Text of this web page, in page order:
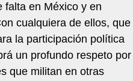
falta en México y en
cualquiera de ellos, que
la participación política
un profundo respeto por
que militan en otras